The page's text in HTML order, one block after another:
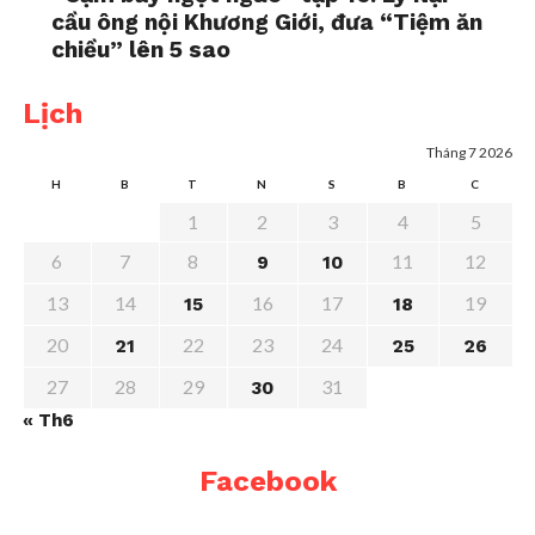
cầu ông nội Khương Giới, đưa “Tiệm ăn
chiều” lên 5 sao
Lịch
Tháng 7 2026
H B T N S B C
1 2 3 4
5
6
7 8 9 10 11
12
13
14 15 16 17 18
19
20
21 22 23 24 25 26
27 28 29 30 31
« Th6
Facebook